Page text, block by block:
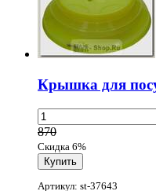
Крышка для
870
Скидка 6%
Артикул: st-37643